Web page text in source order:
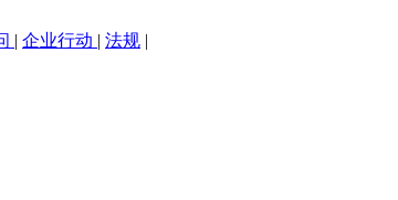
| 企业行动 | 法规 |